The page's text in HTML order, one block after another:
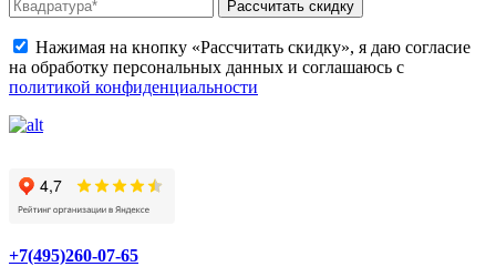
Рассчитать скидку
Нажимая на кнопку «Рассчитать скидку», я даю согласие
на обработку персональных данных и соглашаюсь с
политикой конфиденциальности
+7(495)260-07-65